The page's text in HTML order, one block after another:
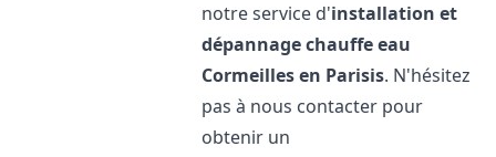
notre service d'installation et
dépannage chauffe eau
Cormeilles en Parisis. N'hésitez
pas à nous contacter pour
obtenir un